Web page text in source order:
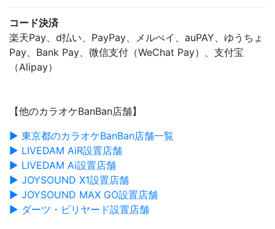
コード決済
楽天Pay、d払い、PayPay、メルぺイ、auPAY、ゆうちょ
Pay、Bank Pay、微信支付（WeChat Pay）、支付宝
（Alipay）
【他のカラオケBanBan店舗】
▶ 東京都のカラオケBanBan店舗一覧
▶ LIVEDAM AiR設置店舗
▶ LIVEDAM Ai設置店舗
▶ JOYSOUND X1設置店舗
▶ JOYSOUND MAX GO設置店舗
▶ ダーツ・ビリヤード設置店舗